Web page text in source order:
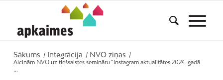
Sākums / Integrācija / NVO ziņas
/
Aicinām NVO uz tiešsaistes semināru “Instagram aktualitātes 2024. gadā
...